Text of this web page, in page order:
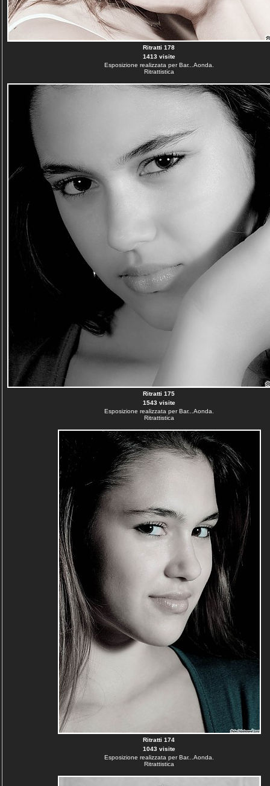
Ritratti 178
1413 visite
Esposizione realizzata per Bar...Aonda.
Ritrattistica
Ritratti 175
1543 visite
Esposizione realizzata per Bar...Aonda.
Ritrattistica
Ritratti 174
1043 visite
Esposizione realizzata per Bar...Aonda.
Ritrattistica